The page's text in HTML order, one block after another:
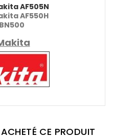
AF505N
AF550H
CE PRODUIT